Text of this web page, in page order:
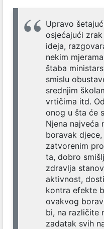
Upravo
osjećajući
ideja,
nekim
štaba
smislu
srednjim
vrtičima itd.
onog u šta će
Njena najveća
boravak
zatvorenim
ta, dobro
zdravlja
aktivnost,
kontra efekte
ovakvog
bi, na različite
zadatak svih